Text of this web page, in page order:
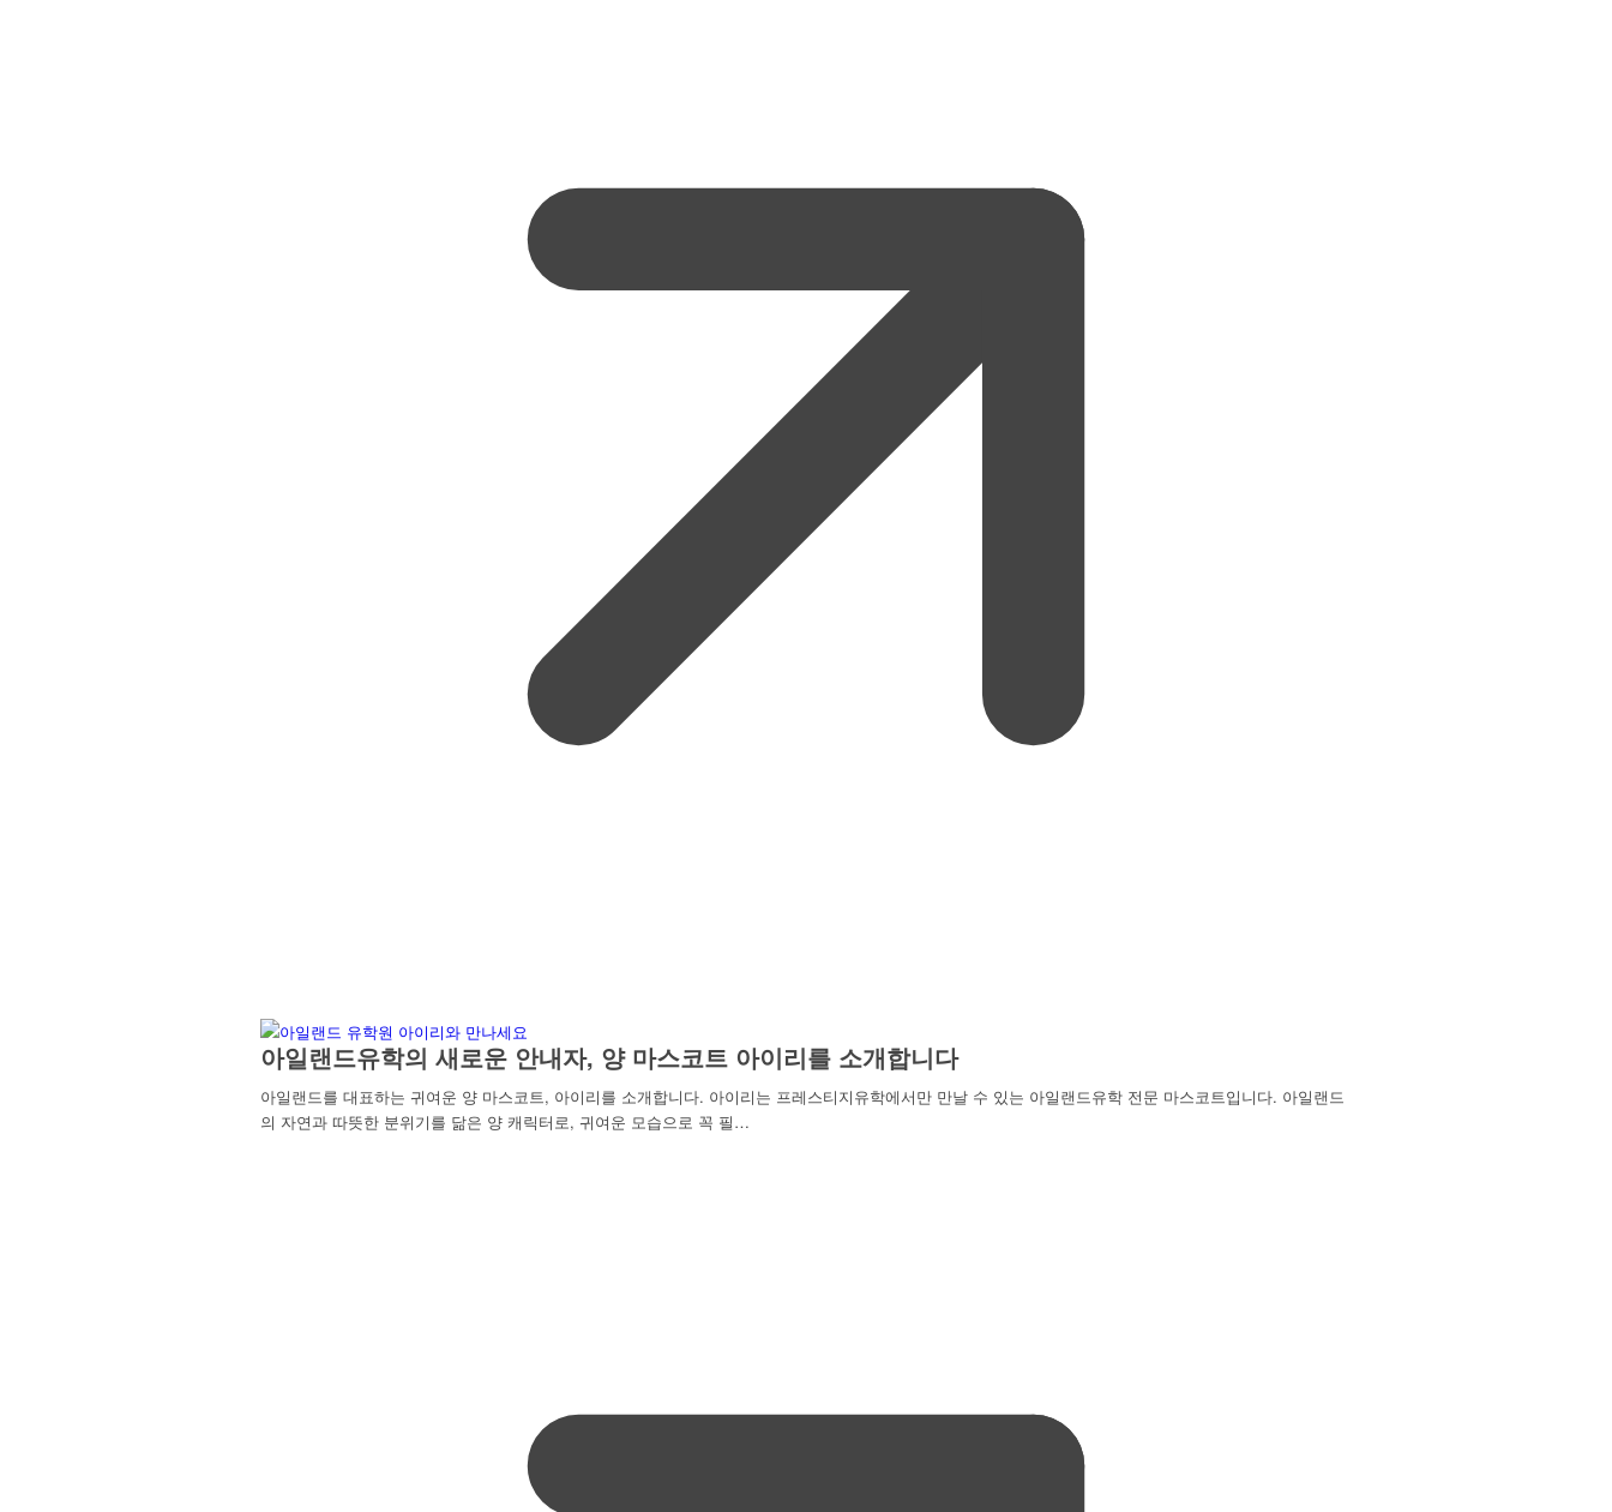
아일랜드유학의 새로운 안내자, 양 마스코트 아이리를 소개합니다
아일랜드를 대표하는 귀여운 양 마스코트, 아이리를 소개합니다. 아이리는 프레스티지유학에서만 만날 수 있는 아일랜드유학 전문 마스코트입니다. 아일랜드
의 자연과 따뜻한 분위기를 닮은 양 캐릭터로, 귀여운 모습으로 꼭 필…